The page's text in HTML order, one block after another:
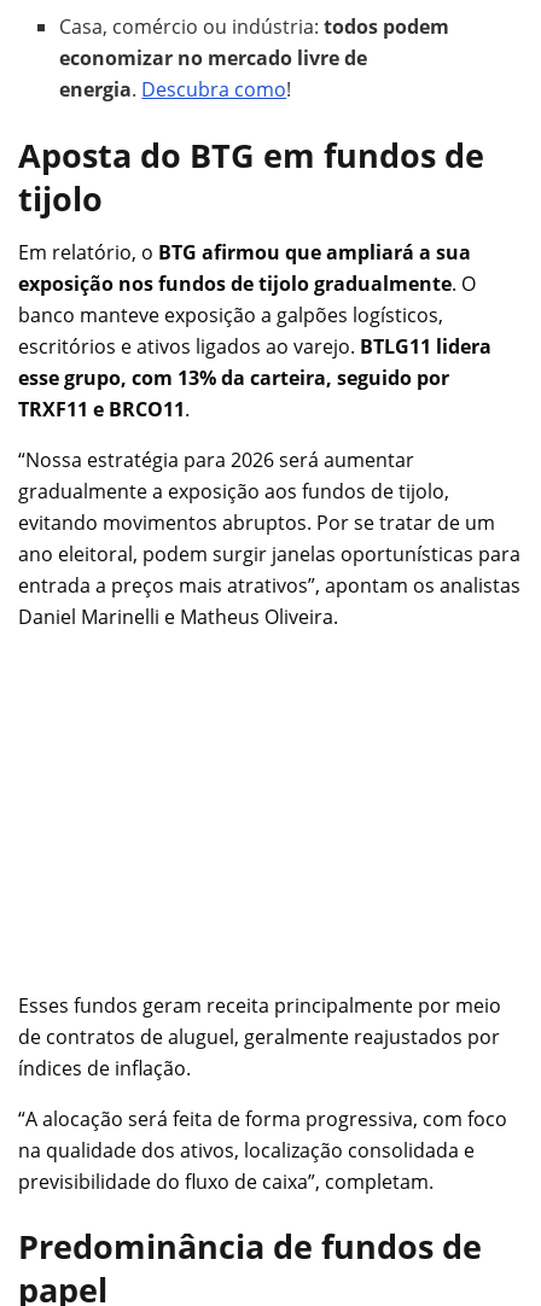
Casa, comércio ou indústria:todos podem
economizar no mercado livre de
energia. Descubra como!
Aposta do BTG em fundos de
tijolo
Em relatório, o BTG afirmou que ampliará a sua
exposição nos fundos de tijolo gradualmente. O
banco manteve exposição a galpões logísticos,
escritórios e ativos ligados ao varejo. BTLG11 lidera
esse grupo, com 13% da carteira, seguido por
TRXF11 e BRCO11.
“Nossa estratégia para 2026 será aumentar
gradualmente a exposição aos fundos de tijolo,
evitando movimentos abruptos. Por se tratar de um
ano eleitoral, podem surgir janelas oportunísticas para
entrada a preços mais atrativos”, apontam os analistas
Daniel Marinelli e Matheus Oliveira.
Esses fundos geram receita principalmente por meio
de contratos de aluguel, geralmente reajustados por
índices de inflação.
“A alocação será feita de forma progressiva, com foco
na qualidade dos ativos, localização consolidada e
previsibilidade do fluxo de caixa”, completam.
Predominância de fundos de
papel